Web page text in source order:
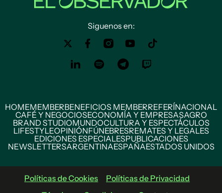
Siguenos en:
HOMEMEMBERBENEFICIOS MEMBERREFERÍNACIONAL
CAFÉ Y NEGOCIOSECONOMÍA Y EMPRESASAGRO
BRAND STUDIOMUNDOCULTURA Y ESPECTÁCULOS
LIFESTYLEOPINIÓNFÚNEBRESREMATES Y LEGALES
EDICIONES ESPECIALESPUBLICACIONES
NEWSLETTERSARGENTINAESPAÑAESTADOS UNIDOS
Políticas de Cookies
Políticas de Privacidad